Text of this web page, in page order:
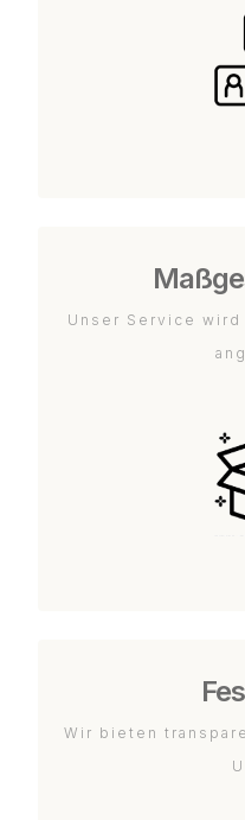
Unser Service
Wir bieten